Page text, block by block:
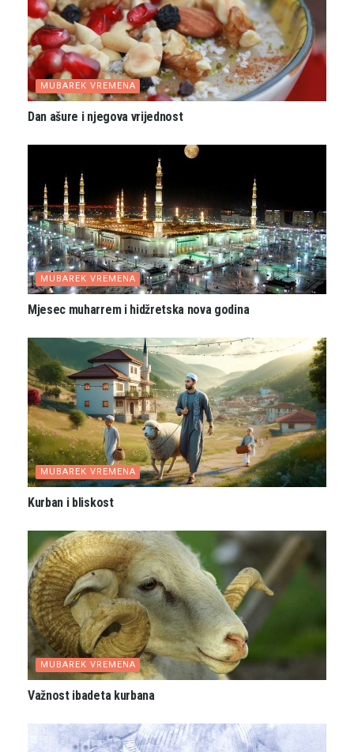
MUBAREK VREMENA
Dan ašure i njegova vrijednost
MUBAREK VREMENA
Mjesec muharrem i hidžretska nova godina
MUBAREK VREMENA
Kurban i bliskost
MUBAREK VREMENA
Važnost ibadeta kurbana